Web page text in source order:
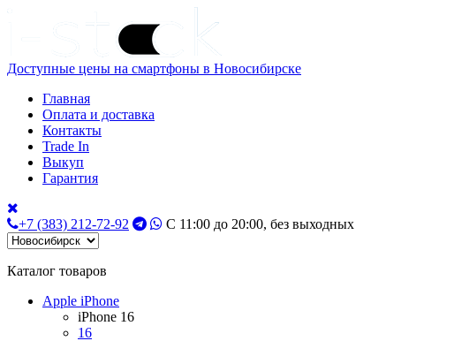
Доступные цены на смартфоны в Новосибирске
Главная
Оплата и доставка
Контакты
Trade In
Выкуп
Гарантия
+7 (383) 212-72-92 С 11:00 до 20:00, без выходных
Каталог товаров
Apple iPhone
iPhone 16
16